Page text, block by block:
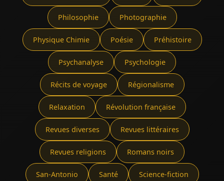
Philosophie Photographie
Physique Chimie Poésie Préhistoire
Psychanalyse Psychologie
Récits de voyage Régionalisme
Relaxation Révolution française
Revues diverses Revues littéraires
Revues religions Romans noirs
San-Antonio Santé Science-fiction